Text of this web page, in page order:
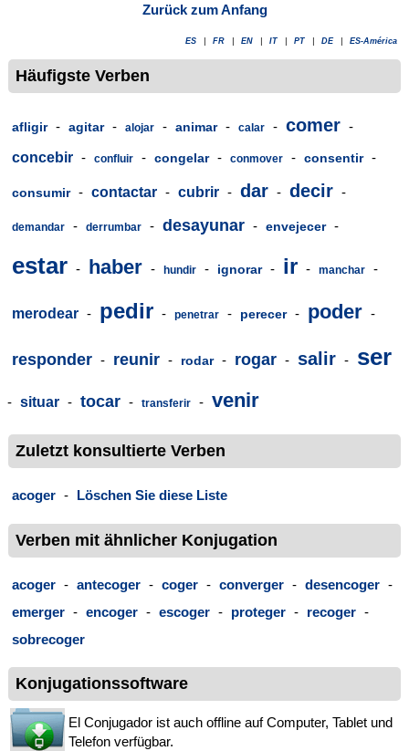
Zurück zum Anfang
ES FR EN IT PT DE ES-América
Häufigste Verben
afligir - agitar - alojar - animar - calar - comer -
concebir - confluir - congelar - conmover - consentir -
consumir - contactar - cubrir - dar - decir -
demandar - derrumbar - desayunar - envejecer -
estar - haber - hundir - ignorar - ir - manchar -
merodear - pedir - penetrar - perecer - poder -
responder - reunir - rodar - rogar - salir - ser
- situar - tocar - transferir - venir
Zuletzt konsultierte Verben
acoger - Löschen Sie diese Liste
Verben mit ähnlicher Konjugation
acoger - antecoger - coger - converger - desencoger -
emerger - encoger - escoger - proteger - recoger -
sobrecoger
Konjugationssoftware
El Conjugador ist auch offline auf Computer, Tablet und
Telefon verfügbar.